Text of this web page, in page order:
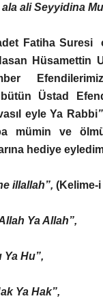
ali Seyyidina
Fatiha Suresi
Hüsamettin
Üstad
eyle Ya Rabbi”
mümin ve
hediye
illallah”, (Kelime-
Ya Allah”,
Ya Hu”,
Ya Hak”,